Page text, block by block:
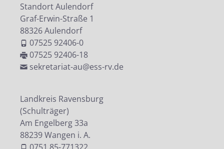
Standort Aulendorf
Graf-Erwin-Straße 1
88326 Aulendorf
07525 92406-0
07525 92406-18
sekretariat-au@ess-rv.de
Landkreis Ravensburg
(Schulträger)
Am Engelberg 33a
88239 Wangen i. A.